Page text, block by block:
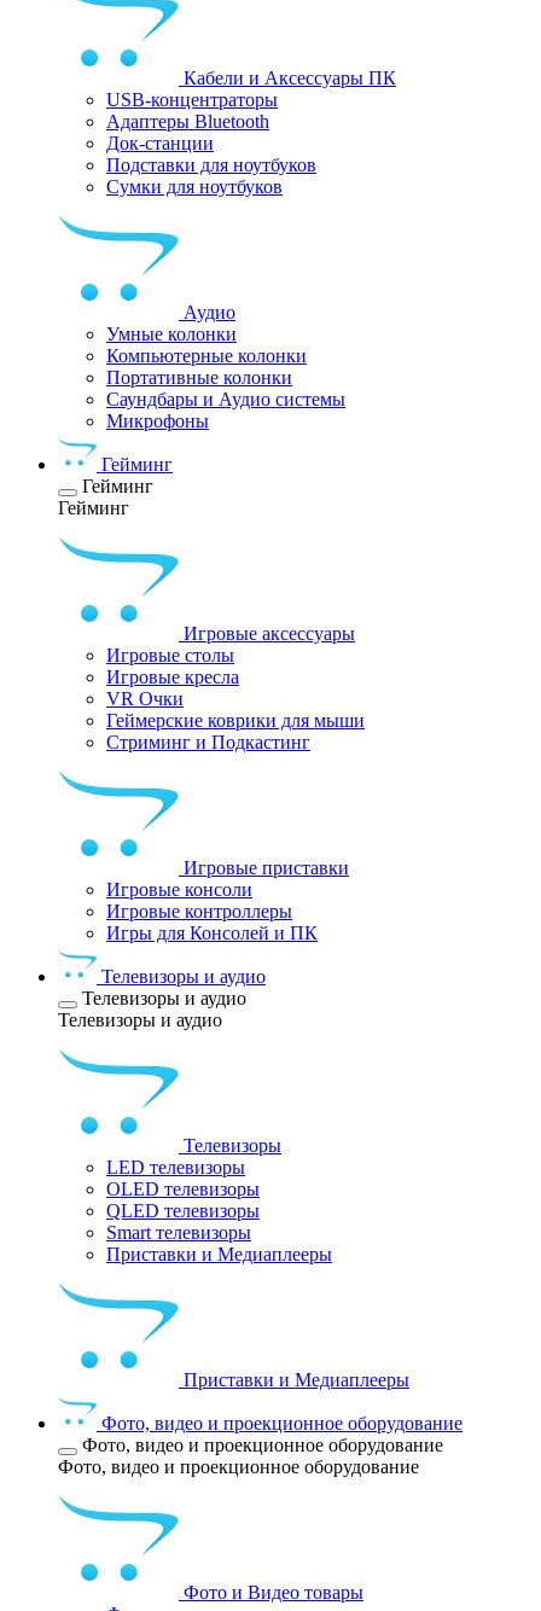
Кабели и Аксессуары ПК
USB-концентраторы
Адаптеры Bluetooth
Док-станции
Подставки для ноутбуков
Сумки для ноутбуков
Аудио
Умные колонки
Компьютерные колонки
Портативные колонки
Саундбары и Аудио системы
Микрофоны
Гейминг
Гейминг
Гейминг
Игровые аксессуары
Игровые столы
Игровые кресла
VR Очки
Геймерские коврики для мыши
Стриминг и Подкастинг
Игровые приставки
Игровые консоли
Игровые контроллеры
Игры для Консолей и ПК
Телевизоры и аудио
Телевизоры и аудио
Телевизоры и аудио
Телевизоры
LED телевизоры
OLED телевизоры
QLED телевизоры
Smart телевизоры
Приставки и Медиаплееры
Приставки и Медиаплееры
Фото, видео и проекционное оборудование
Фото, видео и проекционное оборудование
Фото, видео и проекционное оборудование
Фото и Видео товары